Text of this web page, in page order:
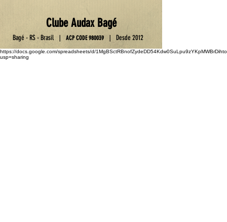
ClubeAudax Bagé
Bagé - RS - Brasil|ACP CODE980039 Desde 2012
https://docs.google.com/spreadsheets/d/
usp=sharing